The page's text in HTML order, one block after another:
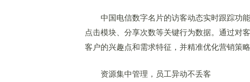
中国电信数字名片的访客动态实时跟踪功能
点击模块、分享次数等关键行为数据。通过对
客户的兴趣点和需求特征，并精准优化营销策
资源集中管理，员工异动不丢客